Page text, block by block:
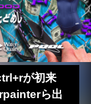
が初来
ら出